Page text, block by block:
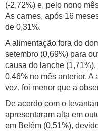
(-2,72%) e, pelo nono
As carnes, após 16
de 0,31%.
A alimentação fora do
setembro (0,69%) para
causa do lanche
0,46% no mês anterior. A
vez, foi menor que a
De acordo com o
apresentaram alta em
em Belém (0,51%),